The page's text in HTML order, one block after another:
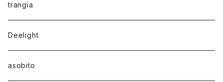
trangia
Deelight
asobito